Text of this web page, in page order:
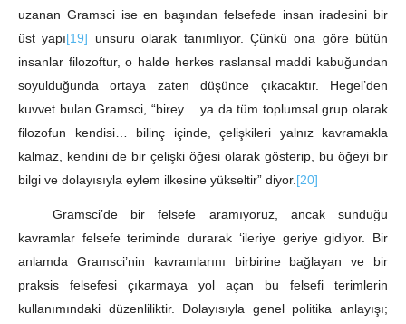
uzanan Gramsci ise en başından felsefede insan iradesini bir
üst yapı[19] unsuru olarak tanımlıyor. Çünkü ona göre bütün
insanlar filozoftur, o halde herkes raslansal maddi kabuğundan
soyulduğunda ortaya zaten düşünce çıkacaktır. Hegel’den
kuvvet bulan Gramsci, “birey… ya da tüm toplumsal grup olarak
filozofun kendisi… bilinç içinde, çelişkileri yalnız kavramakla
kalmaz, kendini de bir çelişki öğesi olarak gösterip, bu öğeyi bir
bilgi ve dolayısıyla eylem ilkesine yükseltir” diyor. [20]
Gramsci’de bir felsefe aramıyoruz, ancak sunduğu
kavramlar felsefe teriminde durarak ‘ileriye geriye gidiyor. Bir
anlamda Gramsci’nin kavramlarını birbirine bağlayan ve bir
praksis felsefesi çıkarmaya yol açan bu felsefi terimlerin
kullanımındaki düzenliliktir. Dolayısıyla genel politika anlayışı;